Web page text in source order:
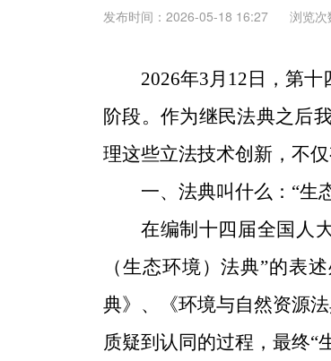
发布时间：2026-05-18 16:27 浏览次
2026年3月 12 日，第
阶段。作为继民法典之后
理这些立法技术创新，不
一、法典叫什么： “生
在编制十四届全国人
（生态环境）法典”的表
典》、《环境与自然资源
质疑到认同的过程，最终“